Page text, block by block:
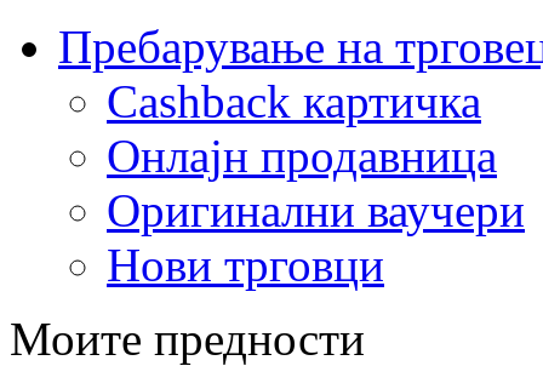
Пребарување на
Cashback картичка
Онлајн продавница
Оригинални ваучери
Нови трговци
Моите предности